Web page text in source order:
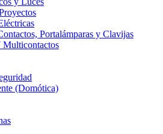
Portalámparas y Clavijas
Multicontactos
(Domótica)